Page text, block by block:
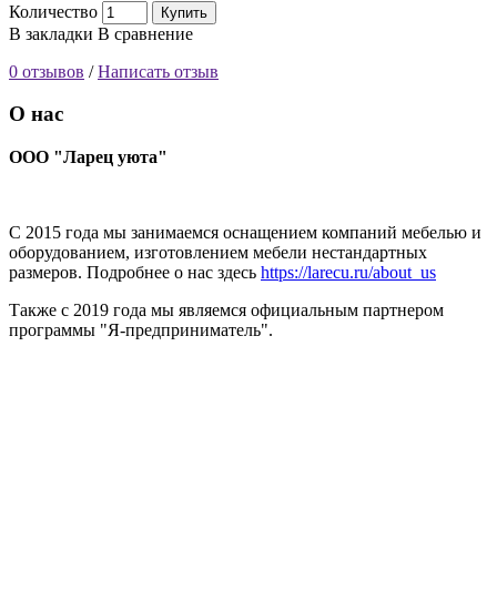
Количество Купить
В закладки В сравнение
0 отзывов /Написать отзыв
О нас
ООО "Ларец уюта"
С 2015 года мы занимаемся оснащением компаний мебелью и
оборудованием, изготовлением мебели нестандартных
размеров. Подробнее о нас здесь https://larecu.ru/about_us
Также с 2019 года мы являемся официальным партнером
программы "Я-предприниматель".